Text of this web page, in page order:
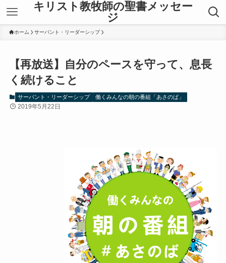
キリスト教牧師の聖書メッセー
ジ
ホーム サーバント・リーダーシップ
【再放送】自分のペースを守って、息長
く続けること
サーバント・リーダーシップ 働くみんなの朝の番組「あさのば」
2019年5月22日